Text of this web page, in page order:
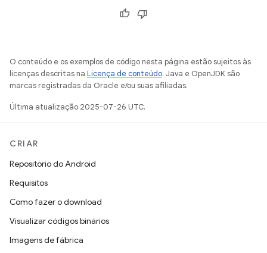
O conteúdo e os exemplos de código nesta página estão sujeitos às
licenças descritas na Licença de conteúdo. Java e OpenJDK são
marcas registradas da Oracle e/ou suas afiliadas.
Última atualização 2025-07-26 UTC.
CRIAR
Repositório do Android
Requisitos
Como fazer o download
Visualizar códigos binários
Imagens de fábrica